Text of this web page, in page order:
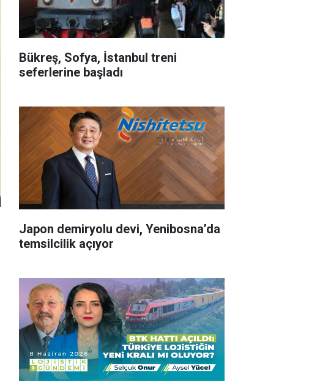
Bükreş, Sofya, İstanbul treni
seferlerine başladı
Japon demiryolu devi, Yenibosna’da
temsilcilik açıyor